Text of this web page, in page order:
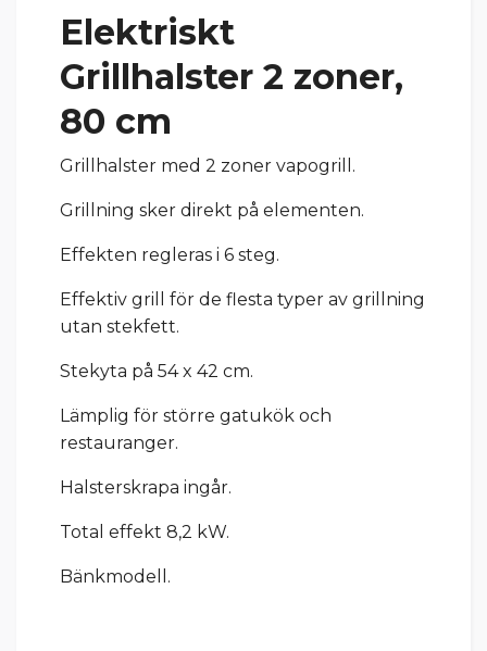
Elektriskt
Grillhalster 2 zoner,
80 cm
Grillhalster med 2 zoner vapogrill.
Grillning sker direkt på elementen.
Effekten regleras i 6 steg.
Effektiv grill för de flesta typer av grillning
utan stekfett.
Stekyta på 54 x 42 cm.
Lämplig för större gatukök och
restauranger.
Halsterskrapa ingår.
Total effekt 8,2 kW.
Bänkmodell.